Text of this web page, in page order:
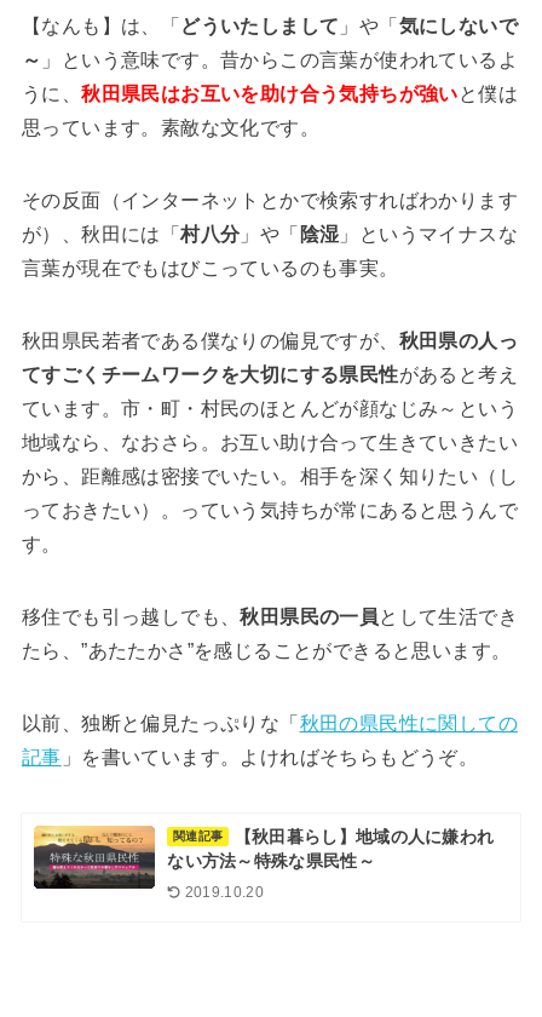
【なんも】は、「 どういたしまして 」や「 気にしないで
～ 」という意味です。昔からこの言葉が使われているよ
うに、秋田県民はお互いを助け合う気持ちが強いと僕は
思っています。素敵な文化です。
その反面（インターネットとかで検索すればわかります
が）、秋田には「村八分」や「 陰湿 」というマイナスな
言葉が現在でもはびこっているのも事実。
秋田県民若者である僕なりの偏見ですが、 秋田県の人っ
てすごくチームワークを大切にする県民性があると考え
ています。市・町・村民のほとんどが顔なじみ～という
地域なら、なおさら。お互い助け合って生きていきたい
から、距離感は密接でいたい。相手を深く知りたい（し
っておきたい）。っていう気持ちが常にあると思うんで
す。
移住でも引っ越しでも、秋田県民の一員として生活でき
たら、”あたたかさ”を感じることができると思います。
以前、独断と偏見たっぷりな「 秋田の県民性に関しての
記事 」を書いています。よければそちらもどうぞ。
関連記事
【秋田暮らし】地域の人に嫌われ
ない方法～特殊な県民性～
2019.10.20